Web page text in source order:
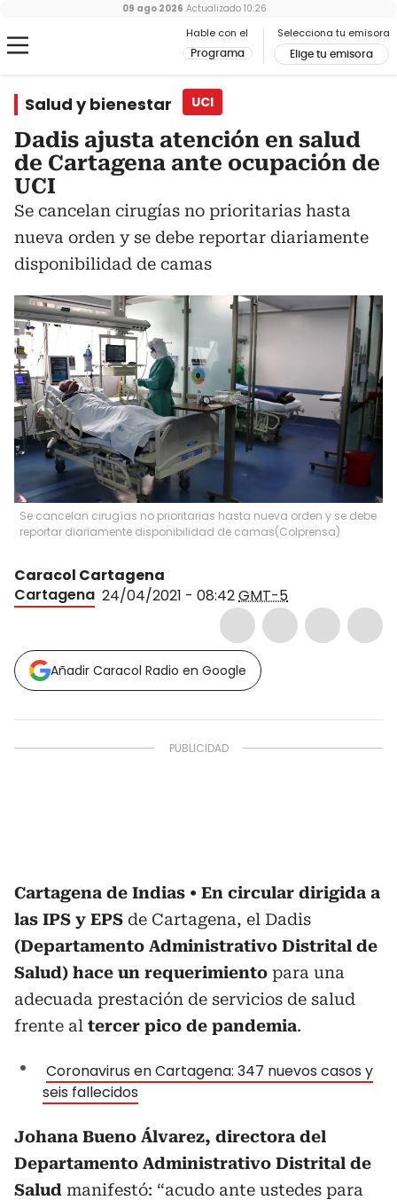
Hable con el
Programa
Selecciona tu emisora
Elige tu emisora
09 ago 2026 Actualizado 10:26
Salud y bienestar UCI
Dadis ajusta atención en salud
de Cartagena ante ocupación de
UCI
Se cancelan cirugías no prioritarias hasta
nueva orden y se debe reportar diariamente
disponibilidad de camas
Se cancelan cirugías no prioritarias hasta nueva orden y se debe
reportar diariamente disponibilidad de camas(Colprensa)
Caracol Cartagena
Cartagena 24/04/2021 - 08:42GMT-5
Añadir Caracol Radio en Google
Cartagena de Indias
En circular dirigida a
las IPS y EPS de Cartagena, el Dadis
(Departamento Administrativo Distrital de
Salud) hace un requerimiento para una
adecuada prestación de servicios de salud
frente al tercer pico de pandemia.
Coronavirus en Cartagena: 347 nuevos casos y
seis fallecidos
Johana Bueno Álvarez, directora del
Departamento Administrativo Distrital de
Salud manifestó: “acudo ante ustedes para